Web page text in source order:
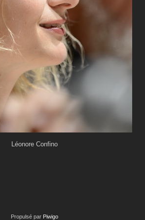
Léonore Confino
Propulsé par Piwigo